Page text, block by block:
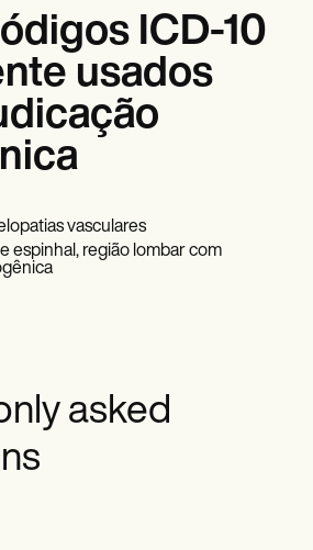
ICD-10
usados
vasculares
espinhal, região lombar com
asked